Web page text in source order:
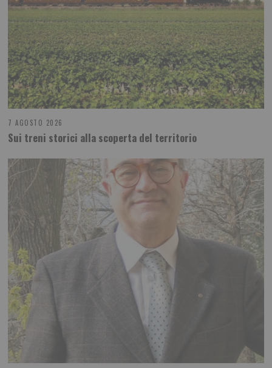
7 AGOSTO 2026
Sui treni storici alla scoperta del territorio